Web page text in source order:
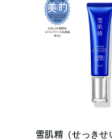
雪肌精（せっきせ